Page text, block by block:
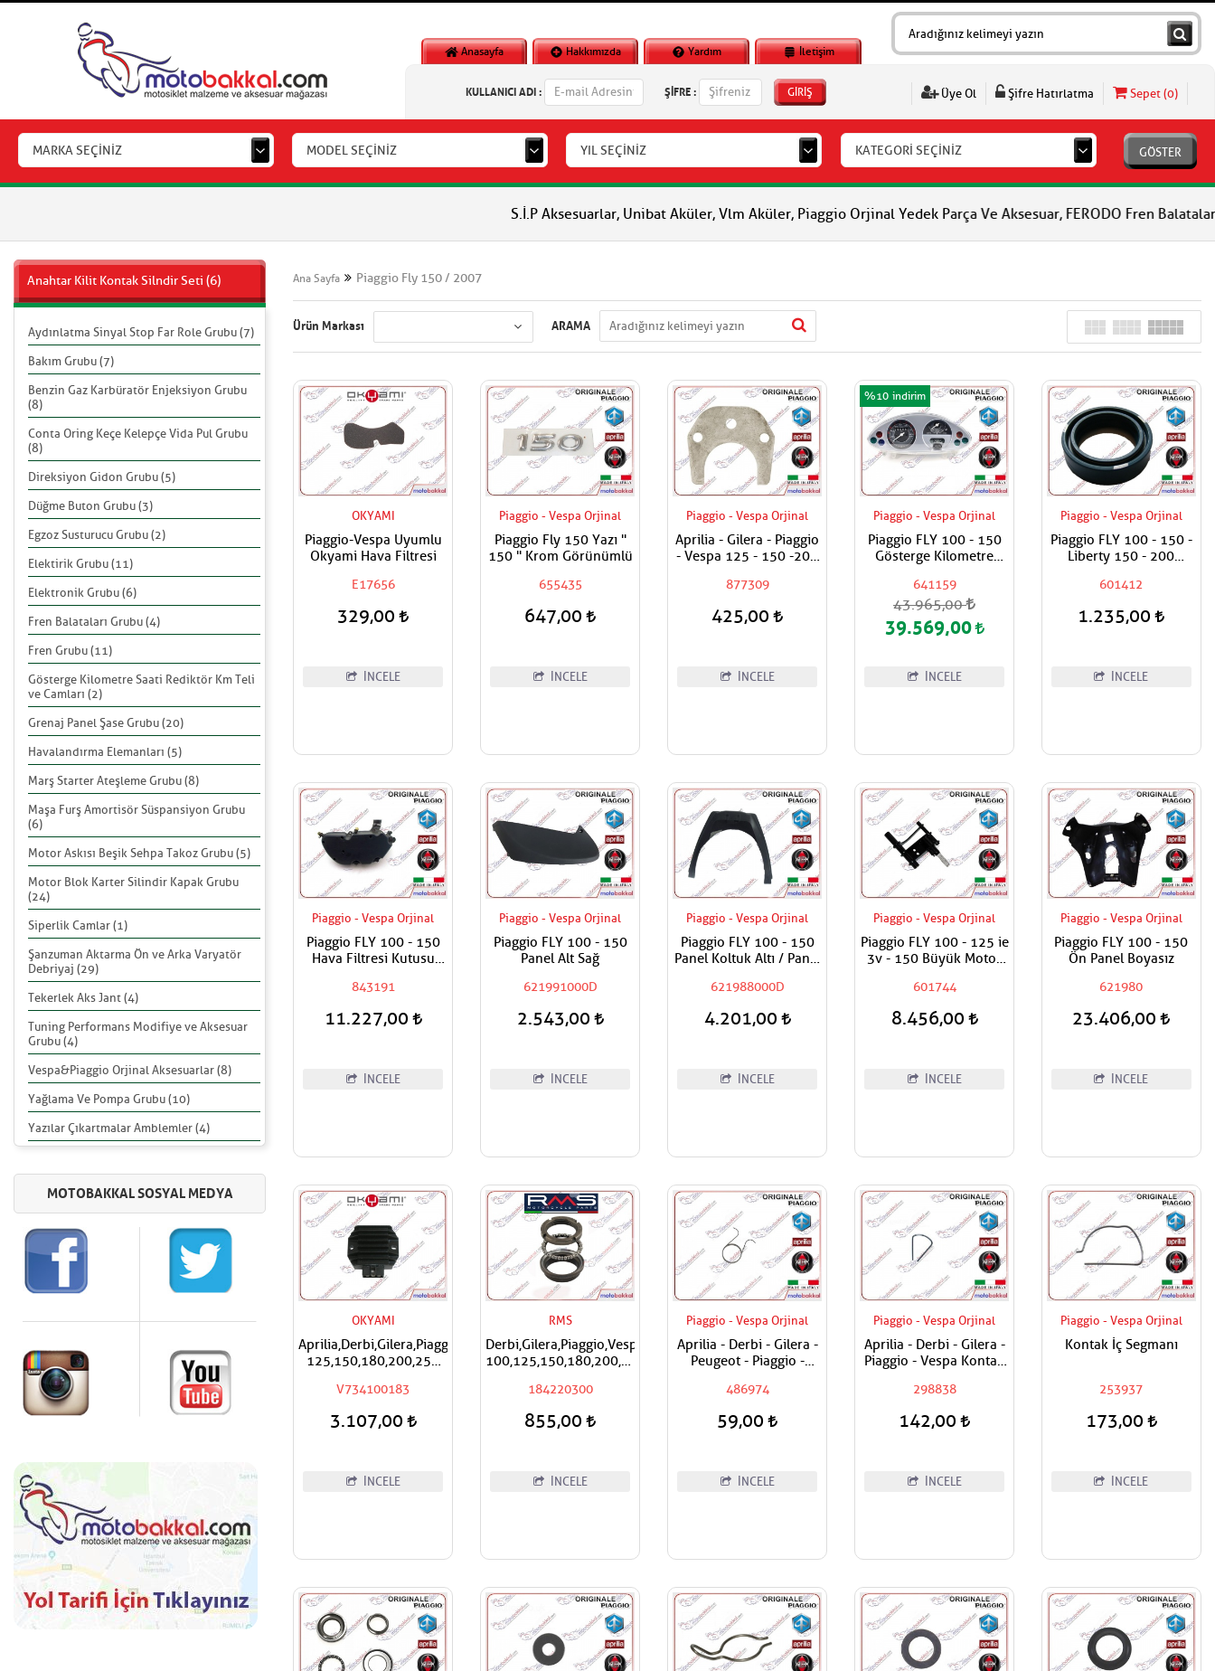
Anasayfa Hakkımızda Yardım İletişim
KULLANICI ADI : ŞİFRE : GİRİŞ Üye Ol Şifre Hatırlatma Sepet (0)
MARKA SEÇİNİZ MODEL SEÇİNİZ YIL SEÇİNİZ KATEGORİ SEÇİNİZ GÖSTER
S.İ.P Aksesuarlar, Unibat Aküler, Vlm Aküler, Piaggio Orjinal Yedek Parça Ve Aksesuar, FERODO Fren Balataları,
Anahtar Kilit Kontak Silndir Seti (6)
Aydınlatma Sinyal Stop Far Role Grubu (7)
Bakım Grubu (7)
Benzin Gaz Karbüratör Enjeksiyon Grubu
(8)
Conta Oring Keçe Kelepçe Vida Pul Grubu
(8)
Direksiyon Gidon Grubu (5)
Düğme Buton Grubu (3)
Egzoz Susturucu Grubu (2)
Elektirik Grubu (11)
Elektronik Grubu (6)
Fren Balataları Grubu (4)
Fren Grubu (11)
Gösterge Kilometre Saati Rediktör Km Teli
ve Camları (2)
Grenaj Panel Şase Grubu (20)
Havalandırma Elemanları (5)
Marş Starter Ateşleme Grubu (8)
Maşa Furş Amortisör Süspansiyon Grubu
(6)
Motor Askısı Beşik Sehpa Takoz Grubu (5)
Motor Blok Karter Silindir Kapak Grubu
(24)
Siperlik Camlar (1)
Şanzuman Aktarma Ön ve Arka Varyatör
Debriyaj (29)
Tekerlek Aks Jant (4)
Tuning Performans Modifiye ve Aksesuar
Grubu (4)
Vespa&Piaggio Orjinal Aksesuarlar (8)
Yağlama Ve Pompa Grubu (10)
Yazılar Çıkartmalar Amblemler (4)
Ana Sayfa Piaggio Fly 150 / 2007
Ürün Markası ARAMA
OKYAMI
Piaggio-Vespa Uyumlu
Okyami Hava Filtresi
E17656
329,00
İNCELE
Piaggio - Vespa Orjinal
Piaggio Fly 150 Yazı ''
150 '' Krom Görünümlü
655435
647,00
İNCELE
Piaggio - Vespa Orjinal
Aprilia - Gilera - Piaggio
- Vespa 125 - 150 -200
Mili Ara Hilali
877309
425,00
İNCELE
Piaggio - Vespa Orjinal
Piaggio FLY 100 - 150
Gösterge Kilometre
641159
%10
43.965,00
39.569,00
İNCELE
Piaggio - Vespa Orjinal
Piaggio FLY 100 - 150 -
Liberty 150 - 200
Fiyat. 48x34x11
601412
1.235,00
İNCELE
Piaggio - Vespa Orjinal
Piaggio FLY 100 - 150
Hava Filtresi Kutusu
843191
11.227,00
İNCELE
Piaggio - Vespa Orjinal
Piaggio FLY 100 - 150
Panel Alt Sağ
621991000D
2.543,00
İNCELE
Piaggio - Vespa Orjinal
Piaggio FLY 100 - 150
Panel Koltuk Altı / Panel
621988000D
4.201,00
İNCELE
Piaggio - Vespa Orjinal
Piaggio FLY 100 - 125 ie
3v - 150 Büyük Motor
Demiri
601744
8.456,00
İNCELE
Piaggio - Vespa Orjinal
Piaggio FLY 100 - 150
Ön Panel Boyasız
621980
23.406,00
İNCELE
OKYAMI
Aprilia,Derbi,Gilera,Piaggio,Vespa
125,150,180,200,250
Regülatör,Konjektör
V734100183
3.107,00
İNCELE
RMS
Derbi,Gilera,Piaggio,Vespa
100,125,150,180,200,250,300,400
Ön Mesnet Maşa Bilyası
184220300
855,00
İNCELE
Piaggio - Vespa Orjinal
Aprilia - Derbi - Gilera -
Peugeot - Piaggio -
Yayı
486974
59,00
İNCELE
Piaggio - Vespa Orjinal
Aprilia - Derbi - Gilera -
Piaggio - Vespa Kontak
Modeller
298838
142,00
İNCELE
Piaggio - Vespa Orjinal
Kontak İç Segmanı
253937
173,00
İNCELE